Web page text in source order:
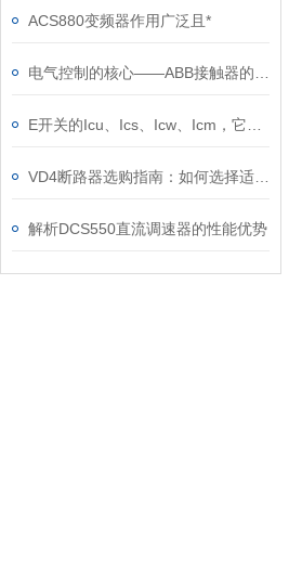
ACS880变频器作用广泛且*
解析DCS550直流调速器的性能优势